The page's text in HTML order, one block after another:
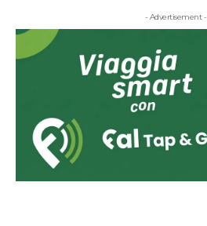
- Advertisement -